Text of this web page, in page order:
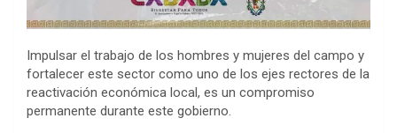
Impulsar el trabajo de los hombres y mujeres del campo y
fortalecer este sector como uno de los ejes rectores de la
reactivación económica local, es un compromiso
permanente durante este gobierno.